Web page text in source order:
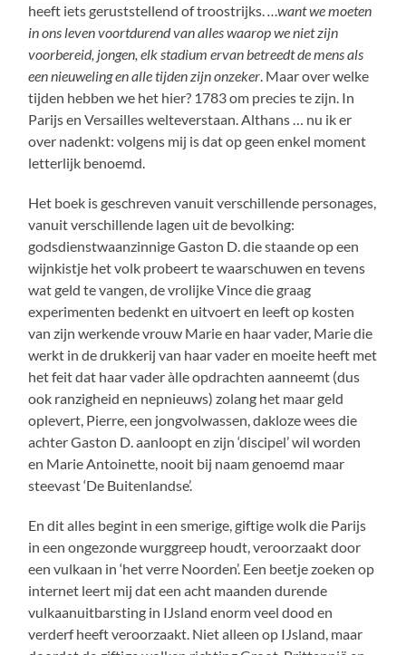
heeft iets geruststellend of troostrijks.
…want we moeten
in ons leven voortdurend van alles waarop we niet zijn
voorbereid, jongen, elk stadium ervan betreedt de mens als
een nieuweling en alle tijden zijn onzeker . Maar over welke
tijden hebben we het hier? 1783 om precies te zijn. In
Parijs en Versailles welteverstaan. Althans … nu ik er
over nadenkt: volgens mij is dat op geen enkel moment
letterlijk benoemd.
Het boek is geschreven vanuit verschillende personages,
vanuit verschillende lagen uit de bevolking:
godsdienstwaanzinnige Gaston D. die staande op een
wijnkistje het volk probeert te waarschuwen en tevens
wat geld te vangen, de vrolijke Vince die graag
experimenten bedenkt en uitvoert en leeft op kosten
van zijn werkende vrouw Marie en haar vader, Marie die
werkt in de drukkerij van haar vader en moeite heeft met
het feit dat haar vader àlle opdrachten aanneemt (dus
ook ranzigheid en nepnieuws) zolang het maar geld
oplevert, Pierre, een jongvolwassen, dakloze wees die
achter Gaston D. aanloopt en zijn ‘discipel’ wil worden
en Marie Antoinette, nooit bij naam genoemd maar
steevast ‘De Buitenlandse’.
En dit alles begint in een smerige, giftige wolk die Parijs
in een ongezonde wurggreep houdt, veroorzaakt door
een vulkaan in ‘het verre Noorden’. Een beetje zoeken op
internet leert mij dat een acht maanden durende
vulkaanuitbarsting in IJsland enorm veel dood en
verderf heeft veroorzaakt. Niet alleen op IJsland, maar